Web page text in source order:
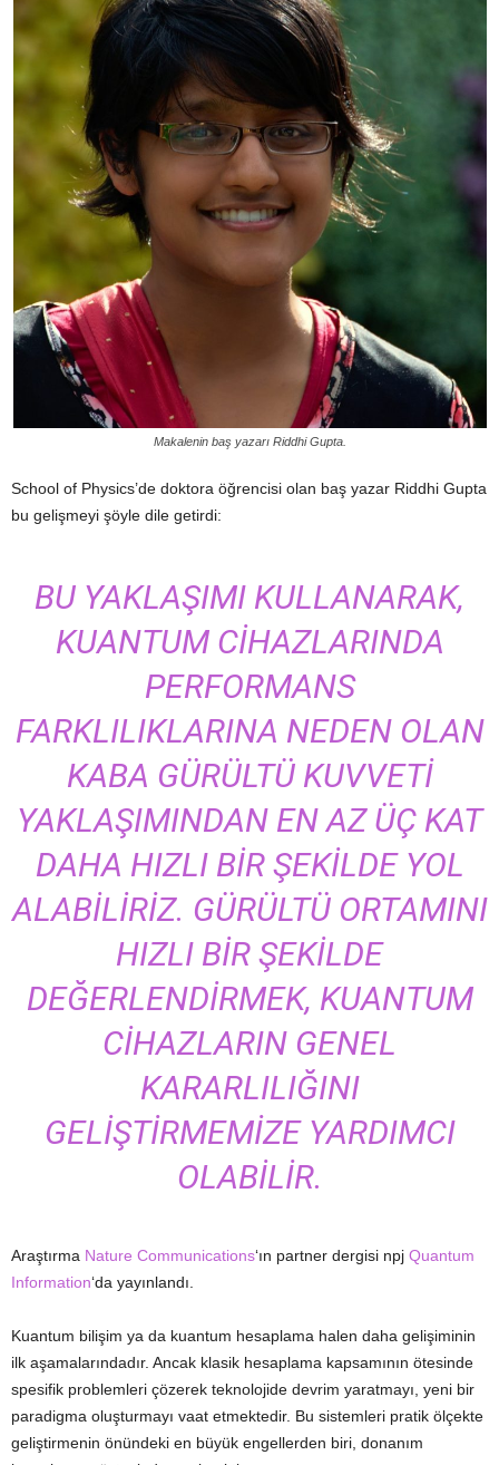
Makalenin baş yazarı Riddhi Gupta.
School of Physics’de doktora öğrencisi olan baş yazar Riddhi Gupta
bu gelişmeyi şöyle dile getirdi:
BU YAKLAŞIMI KULLANARAK,
KUANTUM CIHAZLARINDA
PERFORMANS
FARKLILIKLARINA NEDEN OLAN
KABA GÜRÜLTÜ KUVVETI
YAKLAŞIMINDAN EN AZ ÜÇ KAT
DAHA HIZLI BIR ŞEKILDE YOL
ALABILIRIZ. GÜRÜLTÜ ORTAMINI
HIZLI BIR ŞEKILDE
DEĞERLENDIRMEK, KUANTUM
CIHAZLARIN GENEL
KARARLILIĞINI
GELIŞTIRMEMIZE YARDIMCI
OLABILIR.
Araştırma Nature Communications‘ın partner dergisi npj Quantum
Information‘da yayınlandı.
Kuantum bilişim ya da kuantum hesaplama halen daha gelişiminin
ilk aşamalarındadır. Ancak klasik hesaplama kapsamının ötesinde
spesifik problemleri çözerek teknolojide devrim yaratmayı, yeni bir
paradigma oluşturmayı vaat etmektedir. Bu sistemleri pratik ölçekte
geliştirmenin önündeki en büyük engellerden biri, donanım